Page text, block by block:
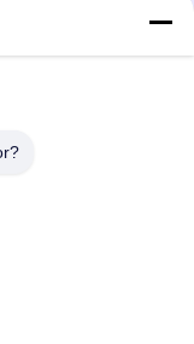
Tembaga
Port